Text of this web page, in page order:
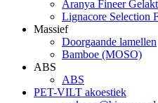
Aranya Fineer Gelakt
Lignacore Selection
Massief
Doorgaande lamellen
Bamboe (MOSO)
ABS
ABS
PET-VILT akoestiek